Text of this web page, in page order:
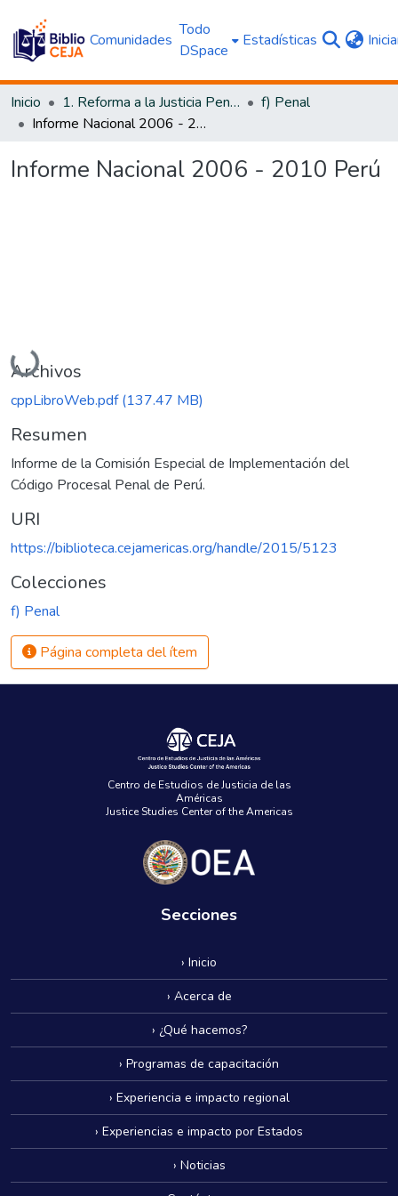
Comunidades
Todo
DSpace
Estadísticas
Inicio 1. Reforma a la Justicia Penal
f) Penal
Informe Nacional 2006 - 2010 Perú
Informe Nacional 2006 - 2010 Perú
Cargando...
Archivos
cppLibroWeb.pdf(137.47 MB)
Resumen
Informe de la Comisión Especial de Implementación del
Código Procesal Penal de Perú.
URI
https://biblioteca.cejamericas.org/handle/2015/5123
Colecciones
f) Penal
Página completa del ítem
Centro de Estudios de Justicia de las
Américas
Justice Studies Center of the Americas
Secciones
› Inicio
› Acerca de
› ¿Qué hacemos?
› Programas de capacitación
› Experiencia e impacto regional
› Experiencias e impacto por Estados
› Noticias